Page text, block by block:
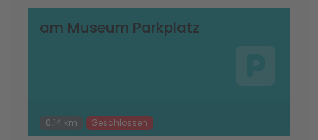
am Museum Parkplatz
0.14 km Geschlossen